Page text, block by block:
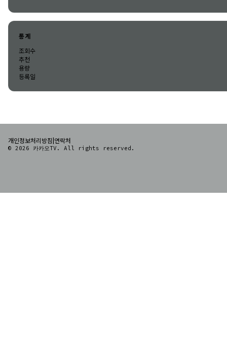
통계
조회수
추천
용량
등록일
개인정보처리방침|연락처
© 2026 카카오TV. All rights reserved.